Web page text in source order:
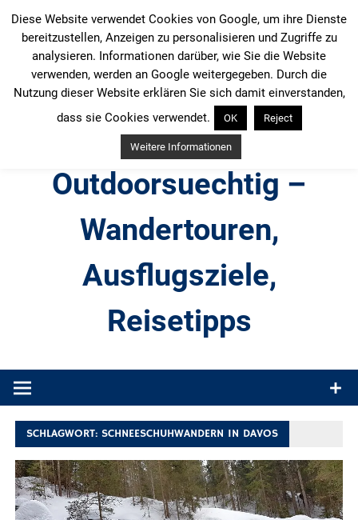
Inhalt
springen
Outdoorsuechtig –
Wandertouren,
Ausflugsziele,
Reisetipps
Produkttests und Buchrezensionen. Ein Blog für alle, die gern
SCHLAGWORT:SCHNEESCHUHWANDERN IN DAVOS
Diese Website verwendet Cookies von Google, um ihre Dienste
bereitzustellen, Anzeigen zu personalisieren und Zugriffe zu
analysieren. Informationen darüber, wie Sie die Website
verwenden, werden an Google weitergegeben. Durch die
Nutzung dieser Website erklären Sie sich damit einverstanden,
dass sie Cookies verwendet.
OK Reject
Weitere Informationen